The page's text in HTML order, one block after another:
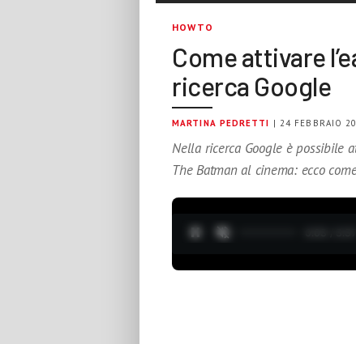
HOWTO
Come attivare
ricerca Google
MARTINA PEDRETTI | 24 FEBBRAIO
Nella ricerca Google è possibile
The Batman al cinema: ecco